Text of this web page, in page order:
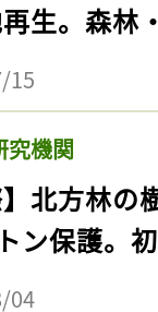
生。森林
15
究機関
】北方林
ン保護。
04